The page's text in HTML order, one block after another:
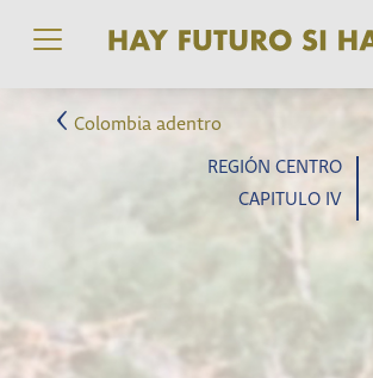
Colombia adentro
REGIÓN CENTRO
CAPITULO IV